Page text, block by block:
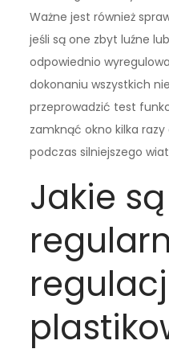
Ważne jest również
jeśli są one zbyt luźne
odpowiednio
dokonaniu wszystkich
przeprowadzić test
zamknąć okno kilka
podczas silniejszego
Jakie